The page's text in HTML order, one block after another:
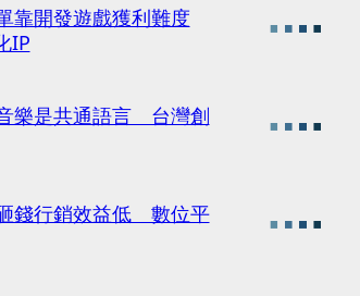
靠開發遊戲獲利難度
IP
樂是共通語言 台灣創
錢行銷效益低 數位平